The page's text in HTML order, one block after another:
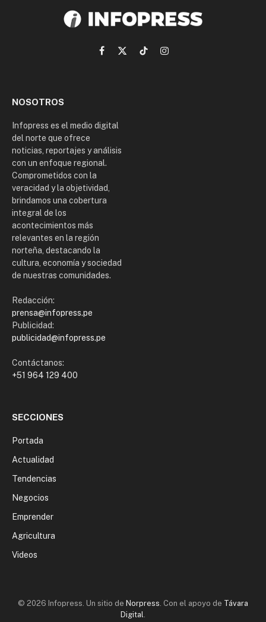
Facebook
X
TikTokInstagram
NOSOTROS
Infopress es el medio digital
del norte que ofrece
noticias, reportajes y análisis
con un enfoque regional.
Comprometidos con la
veracidad y la objetividad,
brindamos una cobertura
integral de los
acontecimientos más
relevantes en la región
norteña, destacando la
cultura, economía y sociedad
de nuestras comunidades.
Redacción:
prensa@infopress.pe
Publicidad:
publicidad@infopress.pe
Contáctanos:
+51 964 129 400
SECCIONES
Portada
Actualidad
Tendencias
Negocios
Emprender
Agricultura
Videos
© 2026 Infopress. Un sitio de Norpress. Con el apoyo de Távara
Digital.